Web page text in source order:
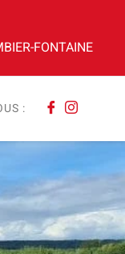
FONTAINE
: